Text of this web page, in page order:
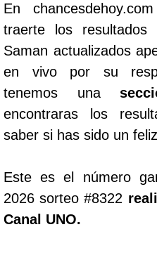
En
traerte los
Saman actualizados
en vivo por su
tenemos una
encontraras los
saber si has sido un
Este es el número
2026 sorteo #8322
Canal UNO.